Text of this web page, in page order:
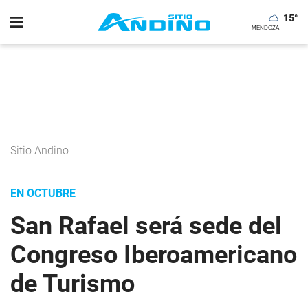
15°
Sitio Andino
EN OCTUBRE
San Rafael será sede del
Congreso Iberoamericano
de Turismo